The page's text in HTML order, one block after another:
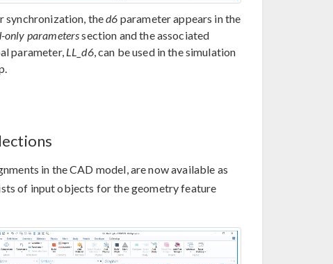
synchronization, thed6 parameter appears in the
only parameterssection and the associated
parameter, LL_d6, can be used in the simulation
in the CAD model, are now available as
of input objects for the geometry feature